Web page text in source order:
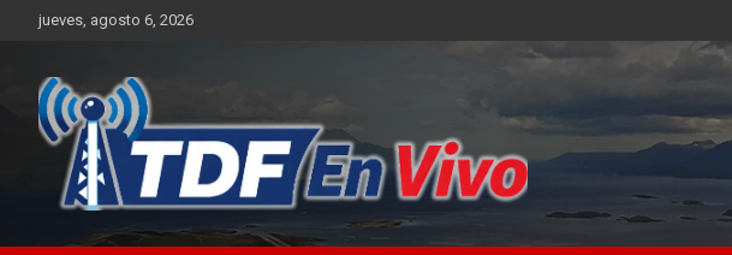
jueves, agosto 6, 2026